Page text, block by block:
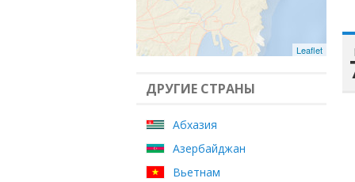
Leaflet
ДРУГИЕ СТРАНЫ
Абхазия
Азербайджан
Вьетнам